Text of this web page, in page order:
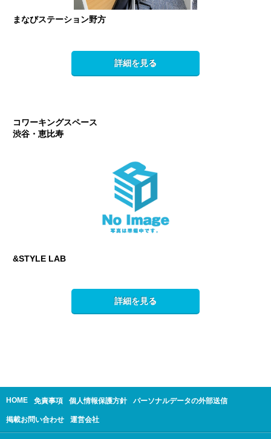
まなびステーション野方
詳細を見る
コワーキングスペース
渋谷・恵比寿
&STYLE LAB
詳細を見る
HOME 免責事項 個人情報保護方針 パーソナルデータの外部送信
掲載お問い合わせ 運営会社